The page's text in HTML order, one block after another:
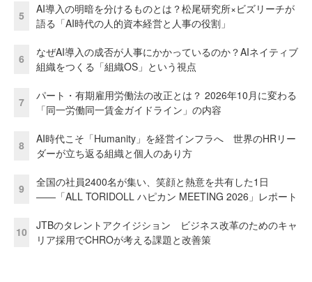
5
AI導入の明暗を分けるものとは？松尾研究所×ビズリーチが
語る「AI時代の人的資本経営と人事の役割」
6
なぜAI導入の成否が人事にかかっているのか？AIネイティブ
組織をつくる「組織OS」という視点
7
パート・有期雇用労働法の改正とは？ 2026年10月に変わる
「同一労働同一賃金ガイドライン」の内容
8
AI時代こそ「Humanity」を経営インフラへ 世界のHRリー
ダーが立ち返る組織と個人のあり方
9
全国の社員2400名が集い、笑顔と熱意を共有した1日
――「ALL TORIDOLL ハピカン MEETING 2026」レポート
10
JTBのタレントアクイジション ビジネス改革のためのキャ
リア採用でCHROが考える課題と改善策